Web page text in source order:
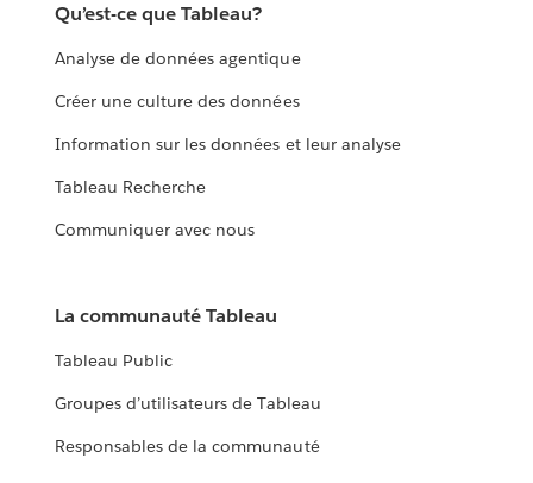
Qu’est-ce que Tableau?
Analyse de données agentique
Créer une culture des données
Information sur les données et leur analyse
Tableau Recherche
Communiquer avec nous
La communauté Tableau
Tableau Public
Groupes d’utilisateurs de Tableau
Responsables de la communauté